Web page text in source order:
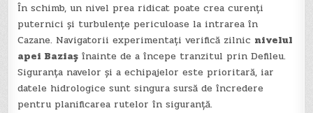
În schimb, un nivel prea ridicat poate crea curenți
puternici și turbulențe periculoase la intrarea în
Cazane. Navigatorii experimentați verifică zilnic nivelul
apei Baziaș înainte de a începe tranzitul prin Defileu.
Siguranța navelor și a echipajelor este prioritară, iar
datele hidrologice sunt singura sursă de încredere
pentru planificarea rutelor în siguranță.